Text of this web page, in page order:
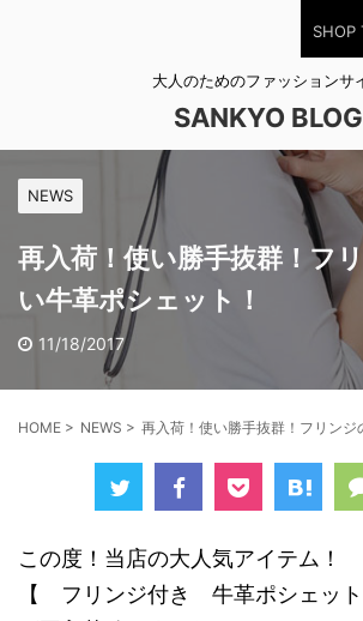
SHOP
大人のためのファッションサ
SANKYO BLOG
NEWS
再入荷！使い勝手抜群！フ
い牛革ポシェット！
11/18/2017
HOME > NEWS > 再入荷！使い勝手抜群！フリンジ
この度！当店の大人気アイテム！
【 フリンジ付き 牛革ポシェッ